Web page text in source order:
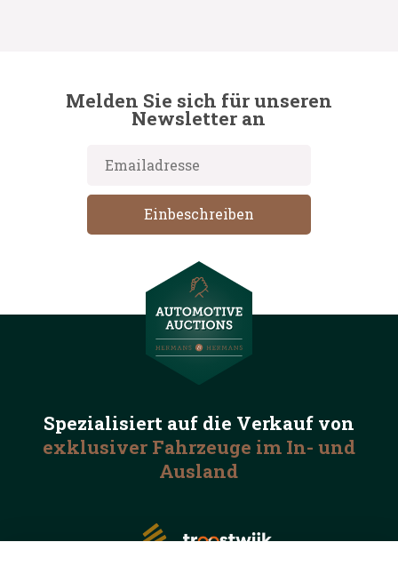
Melden Sie sich für unseren
Newsletter an
Spezialisiert auf die Verkauf von
exklusiver Fahrzeuge im In- und
Ausland